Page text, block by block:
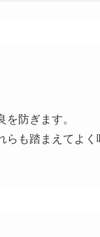
防ぎます。
らも踏まえてよく